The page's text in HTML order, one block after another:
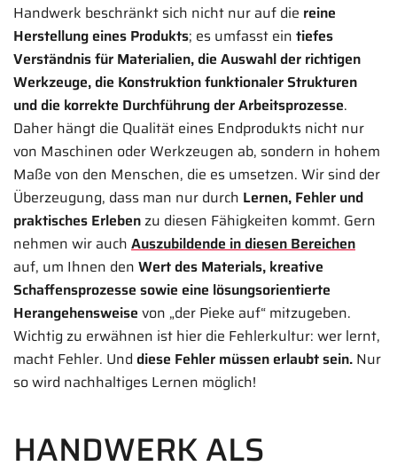
Handwerk beschränkt sich nicht nur auf die reine
Herstellung eines Produkts; es umfasst ein tiefes
Verständnis für Materialien, die Auswahl der richtigen
Werkzeuge, die Konstruktion funktionaler Strukturen
und die korrekte Durchführung der Arbeitsprozesse.
Daher hängt die Qualität eines Endprodukts nicht nur
von Maschinen oder Werkzeugen ab, sondern in hohem
Maße von den Menschen, die es umsetzen. Wir sind der
Überzeugung, dass man nur durch Lernen, Fehler und
praktisches Erlebenzu diesen Fähigkeiten kommt. Gern
nehmen wir auch Auszubildende in diesen Bereichen
auf, um Ihnen den Wert des Materials, kreative
Schaffensprozesse sowie eine lösungsorientierte
Herangehensweise von „der Pieke auf“ mitzugeben.
Wichtig zu erwähnen ist hier die Fehlerkultur: wer lernt,
macht Fehler. Und diese Fehler müssen erlaubt sein. Nur
so wird nachhaltiges Lernen möglich!
HANDWERK ALS